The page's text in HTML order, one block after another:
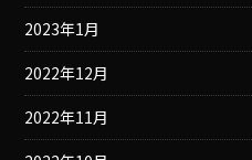
2023年1月
2022年12月
2022年11月